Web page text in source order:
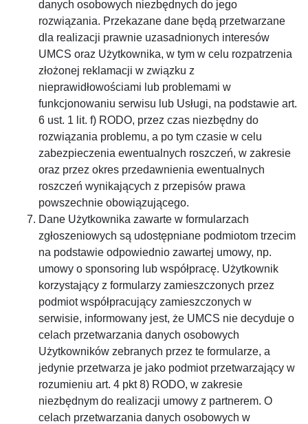
danych osobowych niezbędnych do jego
rozwiązania. Przekazane dane będą przetwarzane
dla realizacji prawnie uzasadnionych interesów
UMCS oraz Użytkownika, w tym w celu rozpatrzenia
złożonej reklamacji w związku z
nieprawidłowościami lub problemami w
funkcjonowaniu serwisu lub Usługi, na podstawie art.
6 ust. 1 lit. f) RODO, przez czas niezbędny do
rozwiązania problemu, a po tym czasie w celu
zabezpieczenia ewentualnych roszczeń, w zakresie
oraz przez okres przedawnienia ewentualnych
roszczeń wynikających z przepisów prawa
powszechnie obowiązującego.
Dane Użytkownika zawarte w formularzach
zgłoszeniowych są udostępniane podmiotom trzecim
na podstawie odpowiednio zawartej umowy, np.
umowy o sponsoring lub współpracę. Użytkownik
korzystający z formularzy zamieszczonych przez
podmiot współpracujący zamieszczonych w
serwisie, informowany jest, że UMCS nie decyduje o
celach przetwarzania danych osobowych
Użytkowników zebranych przez te formularze, a
jedynie przetwarza je jako podmiot przetwarzający w
rozumieniu art. 4 pkt 8) RODO, w zakresie
niezbędnym do realizacji umowy z partnerem. O
celach przetwarzania danych osobowych w